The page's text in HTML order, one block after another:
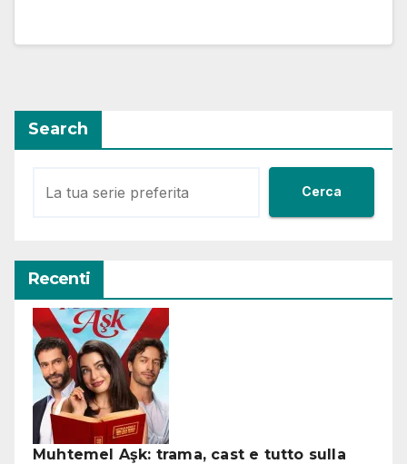
Search
Cerca
Recenti
Muhtemel Aşk: trama, cast e tutto sulla